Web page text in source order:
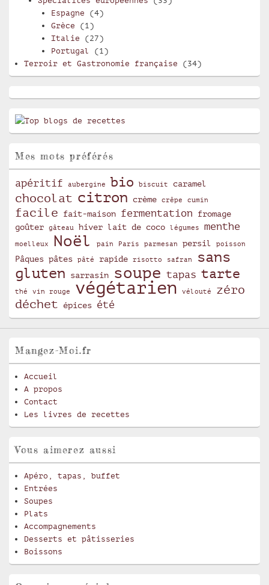
Espagne (4)
Grèce (1)
Italie (27)
Portugal
(1)
Terroir et Gastronomie française (34)
Mes mots préférés
apéritif aubergine bio biscuit caramel
chocolat citron crème crêpe cumin
facile fait-maison fermentation
fromage
goûter
gâteau hiver lait de coco légumes menthe
moelleux Noël pain Paris parmesan persil poisson
Pâques pâtes pâté rapide risotto safran
sans
gluten
sarrasin soupe tapas tarte
thé vin rouge végétarien vélouté
zéro
déchet
épices été
Mangez-Moi.fr
Accueil
A propos
Contact
Les livres de recettes
Vous aimerez aussi
Apéro, tapas, buffet
Entrées
Soupes
Plats
Accompagnements
Desserts et pâtisseries
Boissons